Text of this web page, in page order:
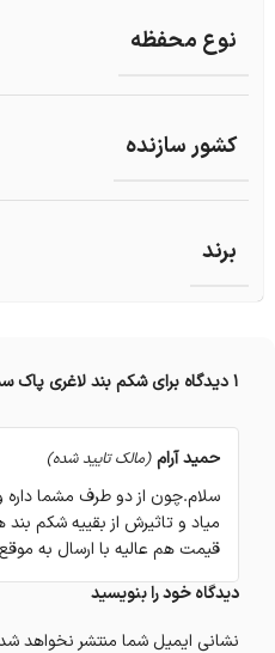
نوع محفظه
کشور سازنده
برند
1 دیدگاه برای شکم بند لاغری پاک
حمید آرام (مالک تایید شده)
سلام.چون از دو طرف مشما
میاد و تاثیرش از بقییه شکم بند
قیمت هم عالیه با ارسال به
دیدگاه خود را بنویسید
نشانی ایمیل شما منتشر نخواهد